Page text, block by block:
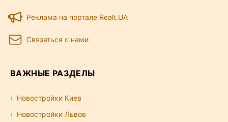
Реклама на портале Realt.UA
Связаться с нами
ВАЖНЫЕ РАЗДЕЛЫ
Новостройки Киев
Новостройки Львов